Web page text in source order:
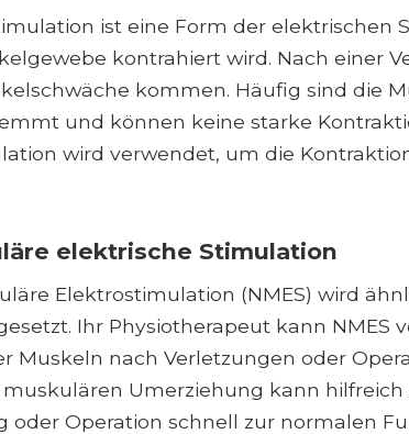
ist eine Form der elektrischen
kontrahiert wird. Nach einer
kommen. Häufig sind die
und können keine starke
wird verwendet, um die
elektrische Stimulation
Elektrostimulation (NMES) wird
Ihr Physiotherapeut kann NMES
Muskeln nach Verletzungen oder
Umerziehung kann hilfreich
oder Operation schnell zur normalen